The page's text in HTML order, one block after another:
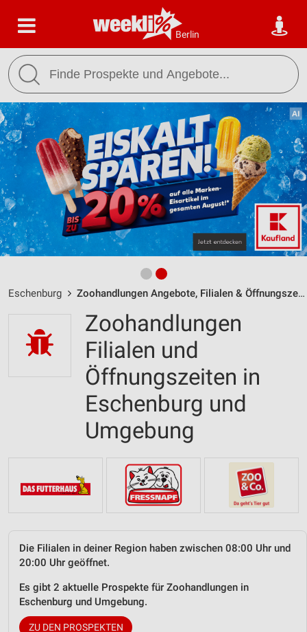
Berlin
Eschenburg Zoohandlungen Angebote, Filialen & Öffnungszeiten
Zoohandlungen
Filialen und
Öffnungszeiten in
Eschenburg und
Umgebung
Die Filialen in deiner Region haben zwischen 08:00 Uhr und
20:00 Uhr geöffnet.
Es gibt 2 aktuelle Prospekte für Zoohandlungen in
Eschenburg und Umgebung.
ZU DEN PROSPEKTEN